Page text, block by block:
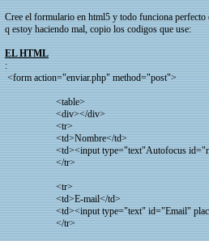
Cree el formulario en html5 y todo funciona
q estoy haciendo mal, copio los codigos que use:
EL HTML
:
<form action="enviar.php" method="post">
<table>
<div></div>
<tr>
<td>Nombre</td>
<td><input type="text"Autofocus
</tr>
<tr>
<td>E-mail</td>
<td><input type="text" id="Email"
</tr>